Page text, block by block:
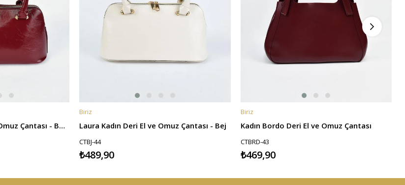
Laura Kadın Deri El ve Omuz Çantası - Bordo
SEPETE EKLE
Biriz
Laura Kadın Deri El ve Omuz Çantası - Bej
CTBJ-44
₺489,90
SEPETE EKLE
Biriz
Kadın Bordo Deri El ve Omuz Çantası
CTBRD-43
₺469,90